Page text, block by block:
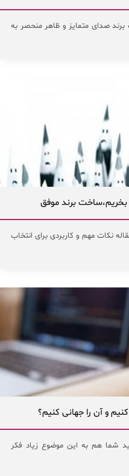
صدای متمایز و ظاهر منحصر به
بخریم،ساخت برند موفق
نکات مهم و کاربردی برای انتخاب
و آن را جهانی کنیم؟
شما هم به این موضوع زیاد فکر